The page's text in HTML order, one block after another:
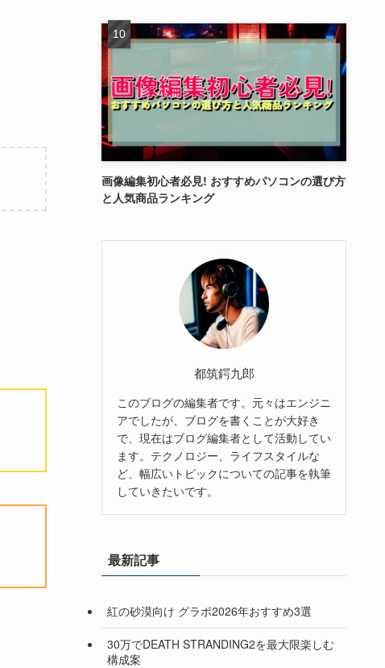
画像編集初心者必見! おすすめパソコンの選び方
と人気商品ランキング
都筑鍔九郎
このブログの編集者です。元々はエンジニ
アでしたが、ブログを書くことが大好き
で、現在はブログ編集者として活動してい
ます。テクノロジー、ライフスタイルな
ど、幅広いトピックについての記事を執筆
していきたいです。
最新記事
紅の砂漠向け グラボ2026年おすすめ3選
30万でDEATH STRANDING2を最大限楽しむ
構成案